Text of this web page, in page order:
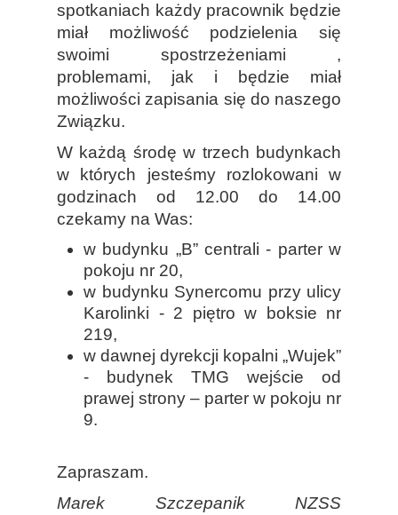
spotkaniach każdy pracownik będzie
miał możliwość podzielenia się
swoimi spostrzeżeniami ,
problemami, jak i będzie miał
możliwości zapisania się do naszego
Związku.
W każdą środę w trzech budynkach
w których jesteśmy rozlokowani w
godzinach od 12.00 do 14.00
czekamy na Was:
w budynku „B” centrali - parter w
pokoju nr 20,
w budynku Synercomu przy ulicy
Karolinki - 2 piętro w boksie nr
219,
w dawnej dyrekcji kopalni „Wujek”
- budynek TMG wejście od
prawej strony – parter w pokoju nr
9.
Zapraszam.
Marek Szczepanik NZSS